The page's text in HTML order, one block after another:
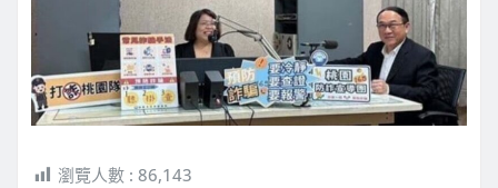
瀏覽人數 : 86,143